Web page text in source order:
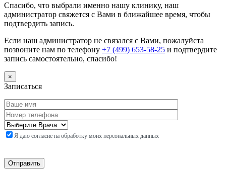
Спасибо, что выбрали именно нашу клинику, наш
администратор свяжется с Вами в ближайшее время, чтобы
подтвердить запись.
Если наш администратор не связался с Вами, пожалуйста
позвоните нам по телефону +7 (499) 653-58-25 и подтвердите
запись самостоятельно, спасибо!
×
Записаться
Я даю согласие на обработку моих персональных данных